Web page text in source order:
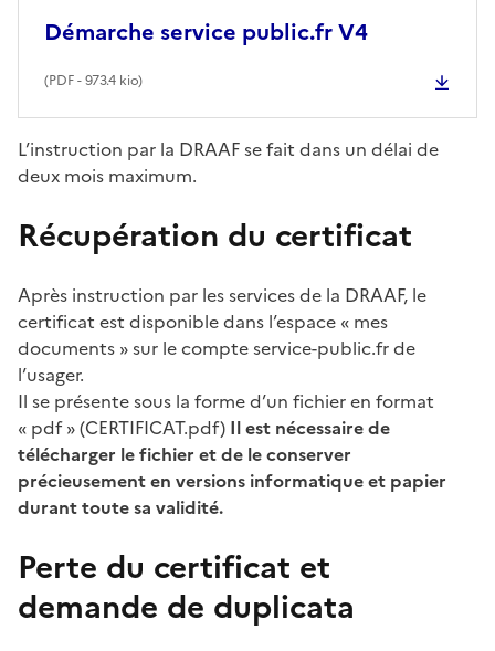
Démarche service public.fr V4
(PDF- 973.4 kio)
L’instruction par la DRAAF se fait dans un délai de
deux mois maximum.
Récupération du certificat
Après instruction par les services de la DRAAF, le
certificat est disponible dans l’espace « mes
documents » sur le compte service-public.fr de
l’usager.
Il se présente sous la forme d’un fichier en format
« pdf » (CERTIFICAT.pdf) Il est nécessaire de
télécharger le fichier et de le conserver
précieusement en versions informatique et papier
durant toute sa validité.
Perte du certificat et
demande de duplicata